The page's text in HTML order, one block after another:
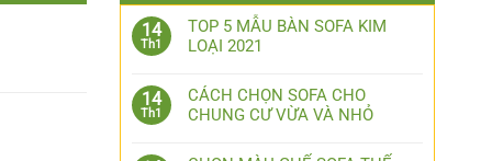
14
Th1
TOP 5 MẪU BÀN SOFA KIM
LOẠI 2021
14
Th1
CÁCH CHỌN SOFA CHO
CHUNG CƯ VỪA VÀ NHỎ